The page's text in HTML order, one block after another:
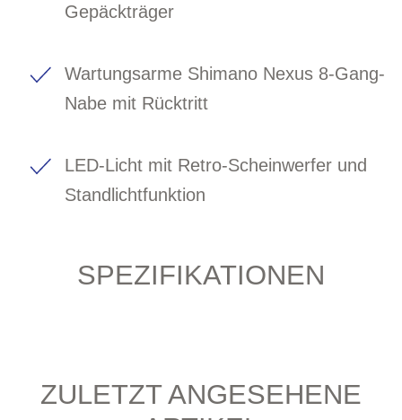
Gepäckträger
Wartungsarme Shimano Nexus 8-Gang-
Nabe mit Rücktritt
LED-Licht mit Retro-Scheinwerfer und
Standlichtfunktion
SPEZIFIKATIONEN
ZULETZT ANGESEHENE